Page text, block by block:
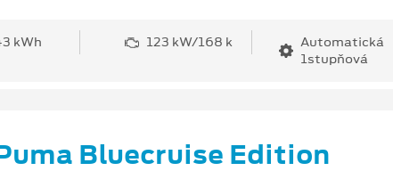
kWh 123 kW/168 k
Automatická
1stupňová
Bluecruise Edition